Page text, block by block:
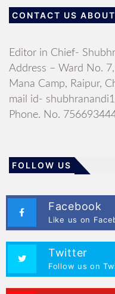
CONTACT US
Editor in Chief-
Address – Ward No.
Mana Camp, Raipur,
mail id-
Phone. No.
FOLLOW US
Facebook
Like us on
Twitter
Follow us on